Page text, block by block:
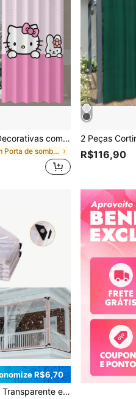
2 Peças Cortinas Decorativas com Estampa, Cortinas Blackout com Estampa de Gato Fofo & Laço Rosa, Estilo de Pendurar com Passante para Vara, Uso em Todas as Estações, Adequado para Quarto, Escritório, Cozinha, Sala de Estar, Estudo e Decoração Doméstica, Lavável em Máquina, Múltiplos Tamanhos Disponíveis, Decoração Essencial para Casa
em Porta de sombra e cobertura de janela R$116,90
R$6,70
Durável, Resistente à Água, à Prova de Vento, Resistente a Rasgos, Ótima para Cobrir Alpendre, Plantas, Camping, Etc.